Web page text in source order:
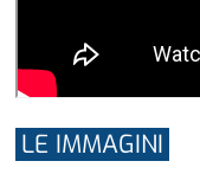
LE IMMAGINI